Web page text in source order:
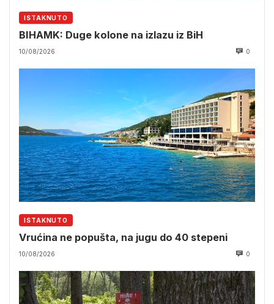
ISTAKNUTO
BIHAMK: Duge kolone na izlazu iz BiH
10/08/2026 0
ISTAKNUTO
Vrućina ne popušta, na jugu do 40 stepeni
10/08/2026 0